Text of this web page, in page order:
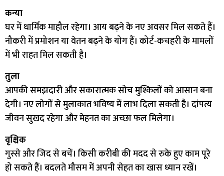
कन्या
घर में धार्मिक माहौल रहेगा। आय बढ़ने के नए अवसर मिल सकते हैं।
नौकरी में प्रमोशन या वेतन बढ़ने के योग हैं। कोर्ट-कचहरी के मामलों
में भी राहत मिल सकती है।
तुला
आपकी समझदारी और सकारात्मक सोच मुश्किलों को आसान बना
देगी। नए लोगों से मुलाकात भविष्य में लाभ दिला सकती है। दांपत्य
जीवन सुखद रहेगा और मेहनत का अच्छा फल मिलेगा।
वृश्चिक
गुस्से और जिद से बचें। किसी करीबी की मदद से रुके हुए काम पूरे
हो सकते हैं। बदलते मौसम में अपनी सेहत का खास ध्यान रखें।